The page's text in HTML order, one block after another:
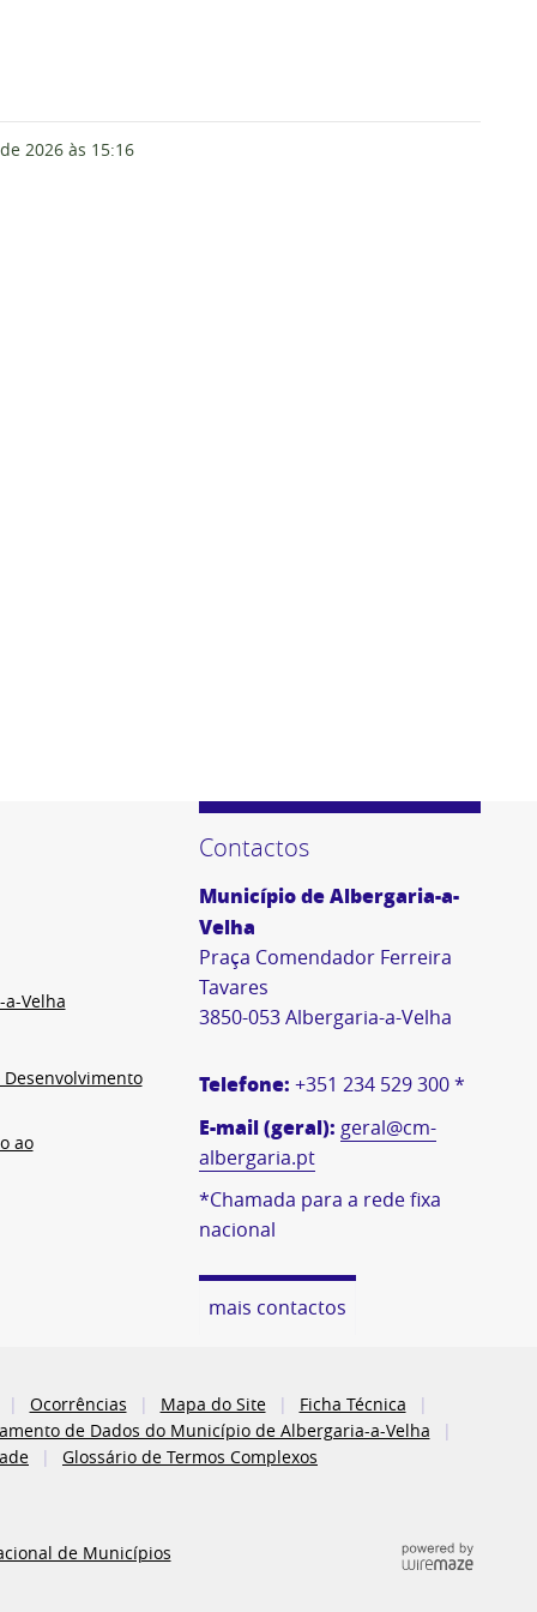
2026 às 15:16
Velha
ao
Contactos
Município de Albergaria-a-
Velha
Praça Comendador Ferreira
Tavares
3850-053 Albergaria-a-Velha
Telefone: +351 234 529 300 *
E-mail (geral): geral@cm-
albergaria.pt
*Chamada para a rede fixa
nacional
mais contactos
Ocorrências Mapa do Site
Ficha Técnica
de Dados do Município de Albergaria-a-Velha
Glossário de Termos Complexos
de Municípios